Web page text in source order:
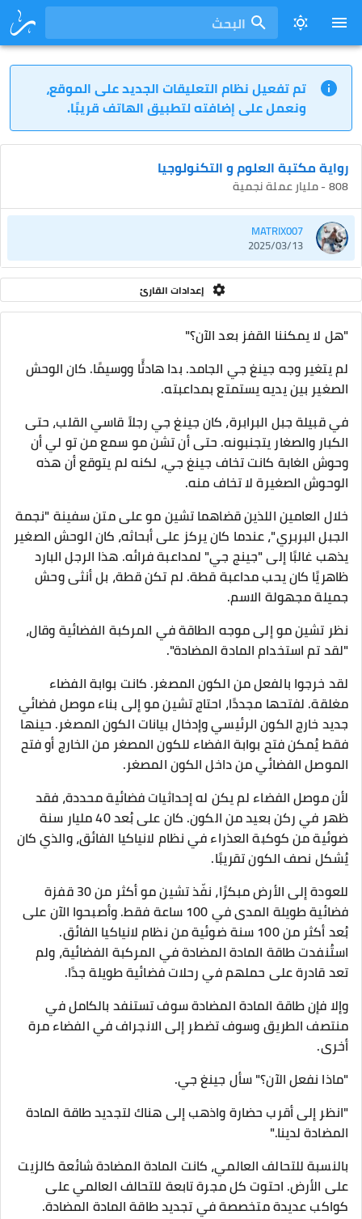
البحث
تم تفعيل نظام التعليقات الجديد على الموقع،
ونعمل على إضافته لتطبيق الهاتف قريبًا.
رواية مكتبة العلوم و التكنولوجيا
808 - مليار عملة نجمية
MATRIX007
2025/03/13
إعدادات القارئ
"هل لا يمكننا القفز بعد الآن؟"
لم يتغير وجه جينغ جي الجامد. بدا هادئًا ووسيمًا. كان الوحش
الصغير بين يديه يستمتع بمداعبته.
في قبيلة جبل البرابرة، كان جينغ جي رجلاً قاسي القلب، حتى
الكبار والصغار يتجنبونه. حتى أن تشن مو سمع من تو لي أن
وحوش الغابة كانت تخاف جينغ جي، لكنه لم يتوقع أن هذه
الوحوش الصغيرة لا تخاف منه.
خلال العامين اللذين قضاهما تشين مو على متن سفينة "نجمة
الجبل البربري"، عندما كان يركز على أبحاثه، كان الوحش الصغير
يذهب غالبًا إلى "جينج جي" لمداعبة فرائه. هذا الرجل البارد
ظاهريًا كان يحب مداعبة قطة. لم تكن قطة، بل أنثى وحش
جميلة مجهولة الاسم.
نظر تشين مو إلى موجه الطاقة في المركبة الفضائية وقال،
"لقد تم استخدام المادة المضادة".
لقد خرجوا بالفعل من الكون المصغر. كانت بوابة الفضاء
مغلقة. لفتحها مجددًا، احتاج تشين مو إلى بناء موصل فضائي
جديد خارج الكون الرئيسي وإدخال بيانات الكون المصغر. حينها
فقط يُمكن فتح بوابة الفضاء للكون المصغر من الخارج أو فتح
الموصل الفضائي من داخل الكون المصغر.
لأن موصل الفضاء لم يكن له إحداثيات فضائية محددة، فقد
ظهر في ركن بعيد من الكون. كان على بُعد 40 مليار سنة
ضوئية من كوكبة العذراء في نظام لانياكيا الفائق، والذي كان
يُشكل نصف الكون تقريبًا.
للعودة إلى الأرض مبكرًا، نفّذ تشين مو أكثر من 30 قفزة
فضائية طويلة المدى في 100 ساعة فقط. وأصبحوا الآن على
بُعد أكثر من 100 سنة ضوئية من نظام لانياكيا الفائق.
استُنفدت طاقة المادة المضادة في المركبة الفضائية، ولم
تعد قادرة على حملهم في رحلات فضائية طويلة جدًا.
وإلا فإن طاقة المادة المضادة سوف تستنفد بالكامل في
منتصف الطريق وسوف تضطر إلى الانجراف في الفضاء مرة
أخرى.
"ماذا نفعل الآن؟" سأل جينغ جي.
"انظر إلى أقرب حضارة واذهب إلى هناك لتجديد طاقة المادة
المضادة لدينا."
بالنسبة للتحالف العالمي، كانت المادة المضادة شائعة كالزيت
على الأرض. احتوت كل مجرة ​​تابعة للتحالف العالمي على
كواكب عديدة متخصصة في تجديد طاقة المادة المضادة.